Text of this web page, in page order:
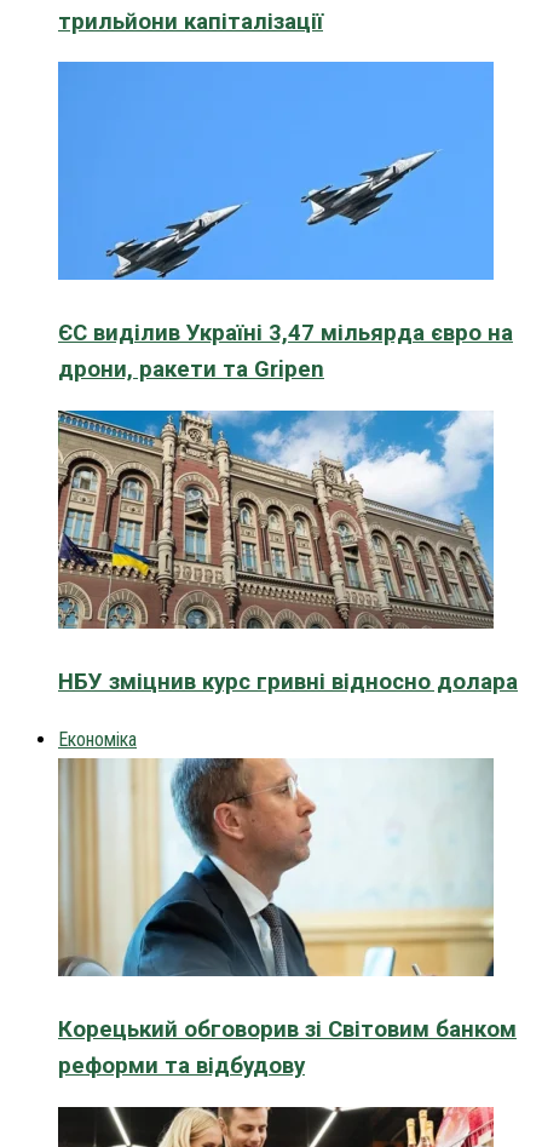
трильйони капіталізації
ЄС виділив Україні 3,47 мільярда євро на
дрони, ракети та Gripen
НБУ зміцнив курс гривні відносно долара
Економіка
Корецький обговорив зі Світовим банком
реформи та відбудову